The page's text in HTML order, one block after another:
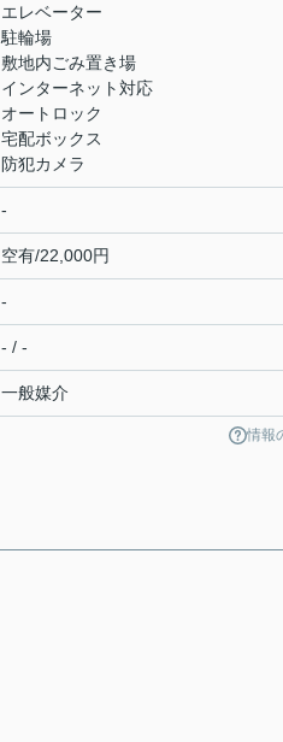
エレベーター
駐輪場
敷地内ごみ置き場
インターネット対応
オートロック
宅配ボックス
防犯カメラ
-
空有/22,000円
-
- / -
一般媒介
情報